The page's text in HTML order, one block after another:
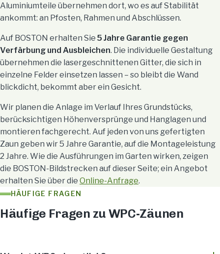
Aluminiumteile übernehmen dort, wo es auf Stabilität
ankommt: an Pfosten, Rahmen und Abschlüssen.
Auf BOSTON erhalten Sie 5 Jahre Garantie gegen
Verfärbung und Ausbleichen. Die individuelle Gestaltung
übernehmen die lasergeschnittenen Gitter, die sich in
einzelne Felder einsetzen lassen – so bleibt die Wand
blickdicht, bekommt aber ein Gesicht.
Wir planen die Anlage im Verlauf Ihres Grundstücks,
berücksichtigen Höhenversprünge und Hanglagen und
montieren fachgerecht. Auf jeden von uns gefertigten
Zaun geben wir 5 Jahre Garantie, auf die Montageleistung
2 Jahre. Wie die Ausführungen im Garten wirken, zeigen
die BOSTON-Bildstrecken auf dieser Seite; ein Angebot
erhalten Sie über die Online-Anfrage.
HÄUFIGE FRAGEN
Häufige Fragen zu WPC-Zäunen